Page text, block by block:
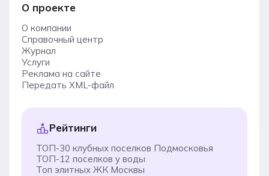
О проекте
О компании
Справочный центр
Журнал
Услуги
Реклама на сайте
Передать XML-файл
Рейтинги
ТОП-30 клубных поселков Подмосковья
ТОП-12 поселков у воды
Топ элитных ЖК Москвы